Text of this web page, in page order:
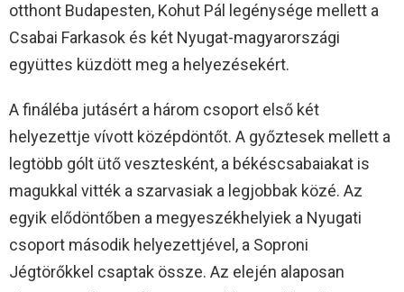
otthont Budapesten, Kohut Pál legénysége mellett a
Csabai Farkasok és két Nyugat-magyarországi
együttes küzdött meg a helyezésekért.
A fináléba jutásért a három csoport első két
helyezettje vívott középdöntőt. A győztesek mellett a
legtöbb gólt ütő vesztesként, a békéscsabaiakat is
magukkal vitték a szarvasiak a legjobbak közé. Az
egyik elődöntőben a megyeszékhelyiek a Nyugati
csoport második helyezettjével, a Soproni
Jégtörőkkel csaptak össze. Az elején alaposan